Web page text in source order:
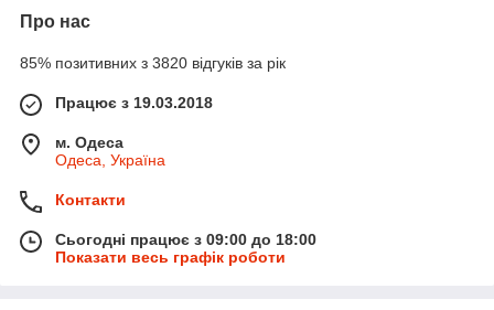
Про нас
85% позитивних з 3820 відгуків за рік
Працює з 19.03.2018
м. Одеса
Одеса, Україна
Контакти
Сьогодні працює з 09:00 до 18:00
Показати весь графік роботи